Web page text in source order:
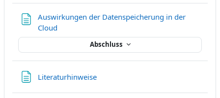
Auswirkungen der Datenspeicherung in der
Cloud
Abschluss
LiteraturhinweiseTextseite